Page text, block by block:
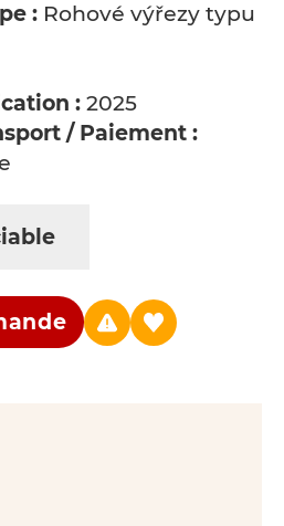
: Rohové výřezy typu
: 2025
/ Paiement :